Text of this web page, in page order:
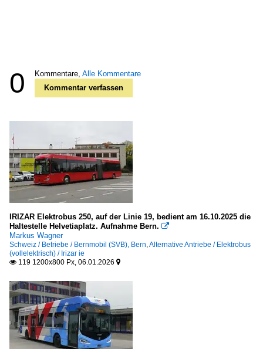
0 Kommentare, Alle Kommentare
Kommentar verfassen
IRIZAR Elektrobus 250, auf der Linie 19, bedient am 16.10.2025 die
Haltestelle Helvetiaplatz. Aufnahme Bern. 
Markus Wagner
Schweiz / Betriebe / Bernmobil (SVB), Bern,Alternative Antriebe / Elektrobus
(vollelektrisch) / Irizar ie
 119 1200x800 Px, 06.01.2026 